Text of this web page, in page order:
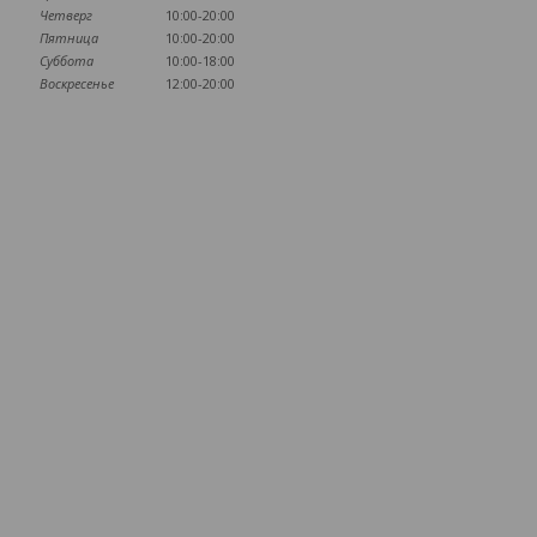
Четверг
10:00-20:00
Пятница
10:00-20:00
Суббота
10:00-18:00
Воскресенье
12:00-20:00